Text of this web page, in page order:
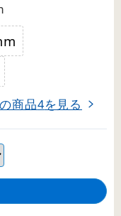
商品4を見る